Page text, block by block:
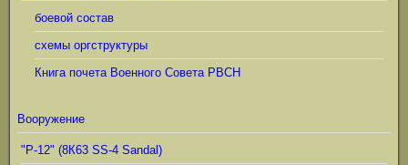
боевой состав
схемы оргструктуры
Книга почета Военного Совета РВСН
Вооружение
"Р-12" (8К63 SS-4 Sandal)